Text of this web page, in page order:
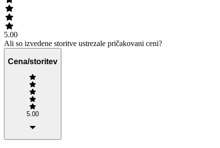
5.00
Ali so izvedene storitve ustrezale pričakovani ceni?
Cena/storitev
5.00